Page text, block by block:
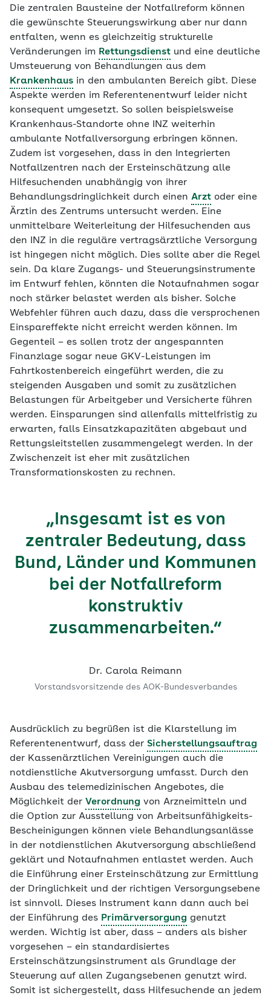
Die zentralen Bausteine der Notfallreform können
die gewünschte Steuerungswirkung aber nur dann
entfalten, wenn es gleichzeitig strukturelle
Veränderungen im Rettungsdienst und eine deutliche
Umsteuerung von Behandlungen aus dem
Krankenhaus in den ambulanten Bereich gibt. Diese
Aspekte werden im Referentenentwurf leider nicht
konsequent umgesetzt. So sollen beispielsweise
Krankenhaus-Standorte ohne INZ weiterhin
ambulante Notfallversorgung erbringen können.
Zudem ist vorgesehen, dass in den Integrierten
Notfallzentren nach der Ersteinschätzung alle
Hilfesuchenden unabhängig von ihrer
Behandlungsdringlichkeit durch einen Arzt oder eine
Ärztin des Zentrums untersucht werden. Eine
unmittelbare Weiterleitung der Hilfesuchenden aus
den INZ in die reguläre vertragsärztliche Versorgung
ist hingegen nicht möglich. Dies sollte aber die Regel
sein. Da klare Zugangs- und Steuerungsinstrumente
im Entwurf fehlen, könnten die Notaufnahmen sogar
noch stärker belastet werden als bisher. Solche
Webfehler führen auch dazu, dass die versprochenen
Einspareffekte nicht erreicht werden können. Im
Gegenteil – es sollen trotz der angespannten
Finanzlage sogar neue GKV-Leistungen im
Fahrtkostenbereich eingeführt werden, die zu
steigenden Ausgaben und somit zu zusätzlichen
Belastungen für Arbeitgeber und Versicherte führen
werden. Einsparungen sind allenfalls mittelfristig zu
erwarten, falls Einsatzkapazitäten abgebaut und
Rettungsleitstellen zusammengelegt werden. In der
Zwischenzeit ist eher mit zusätzlichen
Transformationskosten zu rechnen.
„Insgesamt ist es von
zentraler Bedeutung, dass
Bund, Länder und Kommunen
bei der Notfallreform
konstruktiv
zusammenarbeiten.“
Dr. Carola Reimann
Vorstandsvorsitzende des AOK-Bundesverbandes
Ausdrücklich zu begrüßen ist die Klarstellung im
Referentenentwurf, dass der Sicherstellungsauftrag
der Kassenärztlichen Vereinigungen auch die
notdienstliche Akutversorgung umfasst. Durch den
Ausbau des telemedizinischen Angebotes, die
Möglichkeit der Verordnung von Arzneimitteln und
die Option zur Ausstellung von Arbeitsunfähigkeits-
Bescheinigungen können viele Behandlungsanlässe
in der notdienstlichen Akutversorgung abschließend
geklärt und Notaufnahmen entlastet werden. Auch
die Einführung einer Ersteinschätzung zur Ermittlung
der Dringlichkeit und der richtigen Versorgungsebene
ist sinnvoll. Dieses Instrument kann dann auch bei
der Einführung des Primärversorgung genutzt
werden. Wichtig ist aber, dass – anders als bisher
vorgesehen – ein standardisiertes
Ersteinschätzungsinstrument als Grundlage der
Steuerung auf allen Zugangsebenen genutzt wird.
Somit ist sichergestellt, dass Hilfesuchende an jedem